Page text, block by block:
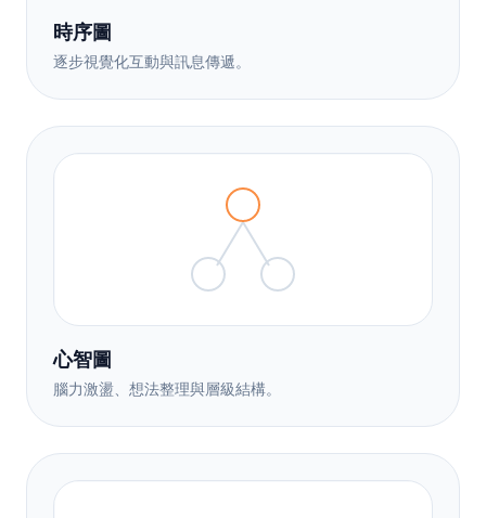
時序圖
逐步視覺化互動與訊息傳遞。
心智圖
腦力激盪、想法整理與層級結構。